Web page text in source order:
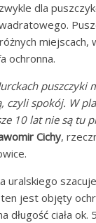
dla
miejscach,
ochronna.
puszczyki
czyli spokój. W
10 lat nie są tu
Cichy,
uralskiego
jest objęty
długość ciała ok.